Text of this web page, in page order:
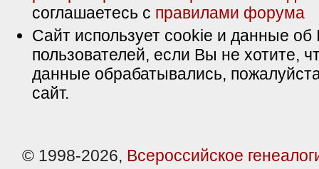
соглашаетесь с правилами форума
Сайт использует cookie и данные об
пользователей, если Вы не хотите,
данные обрабатывались,
сайт.
© 1998-2026, Всероссийское